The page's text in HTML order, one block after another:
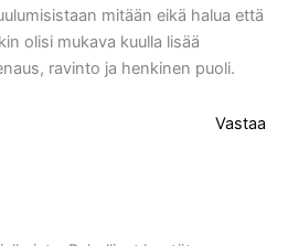
mitään eikä halua että
olisi mukava kuulla lisää
ravinto ja henkinen puoli.
Vastaa